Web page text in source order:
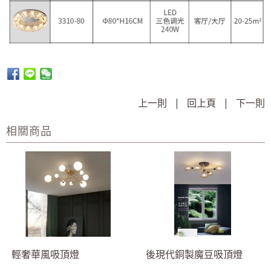
上一則 | 回上頁 | 下一則
相關商品
輕奢華風吸頂燈 後現代銅製魔豆吸頂燈